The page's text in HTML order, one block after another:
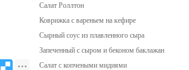
Салат Роллтон
Коврижка с вареньем на кефире
Сырный соус из плавленного сыра
Запеченный с сыром и беконом баклажан
Салат с копчеными мидиями